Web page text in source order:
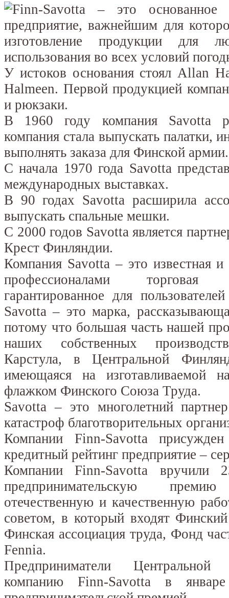
Finn-Savotta – это
предприятие, важнейшим для
изготовление продукции для
использования во всех условий
У истоков основания стоял Allan
Halmeen. Первой продукцией
и рюкзаки.
В 1960 году компания Savotta
компания стала выпускать палатки,
выполнять заказа для Финской армии.
С начала 1970 года Savotta
международных выставках.
В 90 годах Savotta расширила
выпускать спальные мешки.
С 2000 годов Savotta является
Крест Финляндии.
Компания Savotta – это известная
профессионалами
гарантированное для
Savotta – это марка,
потому что большая часть нашей
наших собственных
Карстула, в Центральной
имеющаяся на изготавливаемой
флажком Финского Союза Труда.
Savotta – это многолетний
катастроф благотворительных
Компании Finn-Savotta
кредитный рейтинг предприятие –
Компании Finn-Savotta вручили
предпринимательскую
отечественную и качественную
советом, в который входят
Финская ассоциация труда, Фонд
Fennia.
Предприниматели
компанию Finn-Savotta в